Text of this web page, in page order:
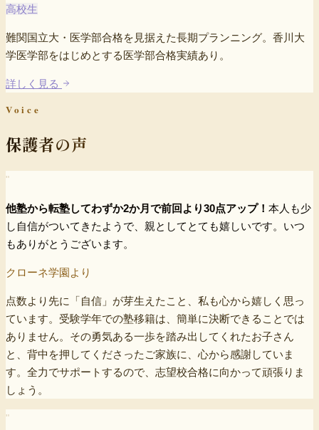
高校生
難関国立大・医学部合格を見据えた長期プランニング。香川大
学医学部をはじめとする医学部合格実績あり。
詳しく見る
Voice
保護者の声
"
他塾から転塾してわずか2か月で前回より30点アップ！ 本人も少
し自信がついてきたようで、親としてとても嬉しいです。いつ
もありがとうございます。
クローネ学園より
点数より先に「自信」が芽生えたこと、私も心から嬉しく思っ
ています。受験学年での塾移籍は、簡単に決断できることでは
ありません。その勇気ある一歩を踏み出してくれたお子さん
と、背中を押してくださったご家族に、心から感謝していま
す。全力でサポートするので、志望校合格に向かって頑張りま
しょう。
"